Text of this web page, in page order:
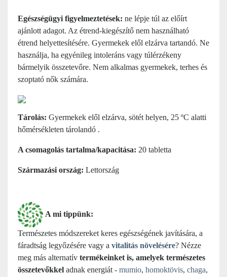
Egészségügyi figyelmeztetések: ne lépje túl az előírt
ajánlott adagot. Az étrend-kiegészítő nem használható
étrend helyettesítésére. Gyermekek elől elzárva tartandó. Ne
használja, ha egyénileg intoleráns vagy túlérzékeny
bármelyik összetevőre. Nem alkalmas gyermekek, terhes és
szoptató nők számára.
Tárolás: Gyermekek elől elzárva, sötét helyen, 25 ºC alatti
hőmérsékleten tárolandó .
A csomagolás tartalma/kapacitása: 20 tabletta
Származási ország: Lettország
A mi tippünk:
Természetes módszereket keres egészségének javítására, a
fáradtság legyőzésére vagy a vitalitás növelésére? Nézze
meg más alternatív termékeinket is, amelyek természetes
összetevőkkel adnak energiát - mumio, homoktövis, chaga,